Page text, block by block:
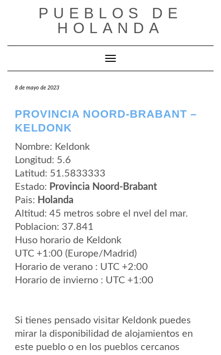
PUEBLOS DE
HOLANDA
Cambiar modo de navegación
8 de mayo de 2023
PROVINCIA NOORD-BRABANT –
KELDONK
Nombre: Keldonk
Longitud: 5.6
Latitud: 51.5833333
Estado: Provincia Noord-Brabant
Pais: Holanda
Altitud: 45 metros sobre el nvel del mar.
Poblacion: 37.841
Huso horario de Keldonk
UTC +1:00 (Europe/Madrid)
Horario de verano : UTC +2:00
Horario de invierno : UTC +1:00
Si tienes pensado visitar Keldonk puedes
mirar la disponibilidad de alojamientos en
este pueblo o en los pueblos cercanos